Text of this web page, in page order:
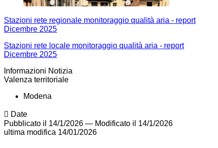
Stazioni rete regionale monitoraggio qualità aria - report
Dicembre 2025
Stazioni rete locale monitoraggio qualità aria - report
Dicembre 2025
Informazioni Notizia
Valenza territoriale
Modena
Date
Pubblicato il 14/1/2026 — Modificato il 14/1/2026
ultima modifica 14/01/2026